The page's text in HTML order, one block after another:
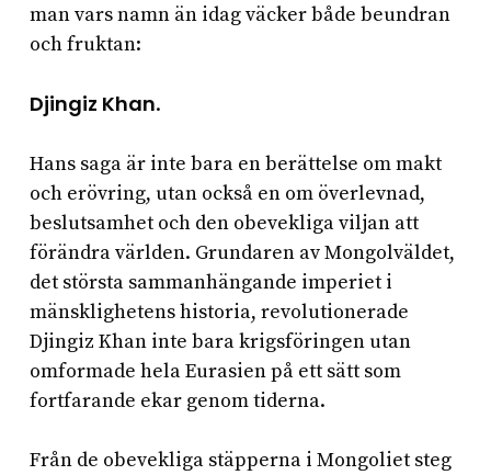
man vars namn än idag väcker både beundran
och fruktan:
Djingiz Khan.
Hans saga är inte bara en berättelse om makt
och erövring, utan också en om överlevnad,
beslutsamhet och den obevekliga viljan att
förändra världen. Grundaren av Mongolväldet,
det största sammanhängande imperiet i
mänsklighetens historia, revolutionerade
Djingiz Khan inte bara krigsföringen utan
omformade hela Eurasien på ett sätt som
fortfarande ekar genom tiderna.
Från de obevekliga stäpperna i Mongoliet steg